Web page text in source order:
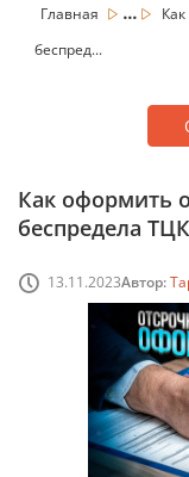
Главная ...
беспред...
Как оформить
беспредела ТЦК
13.11.2023Автор: